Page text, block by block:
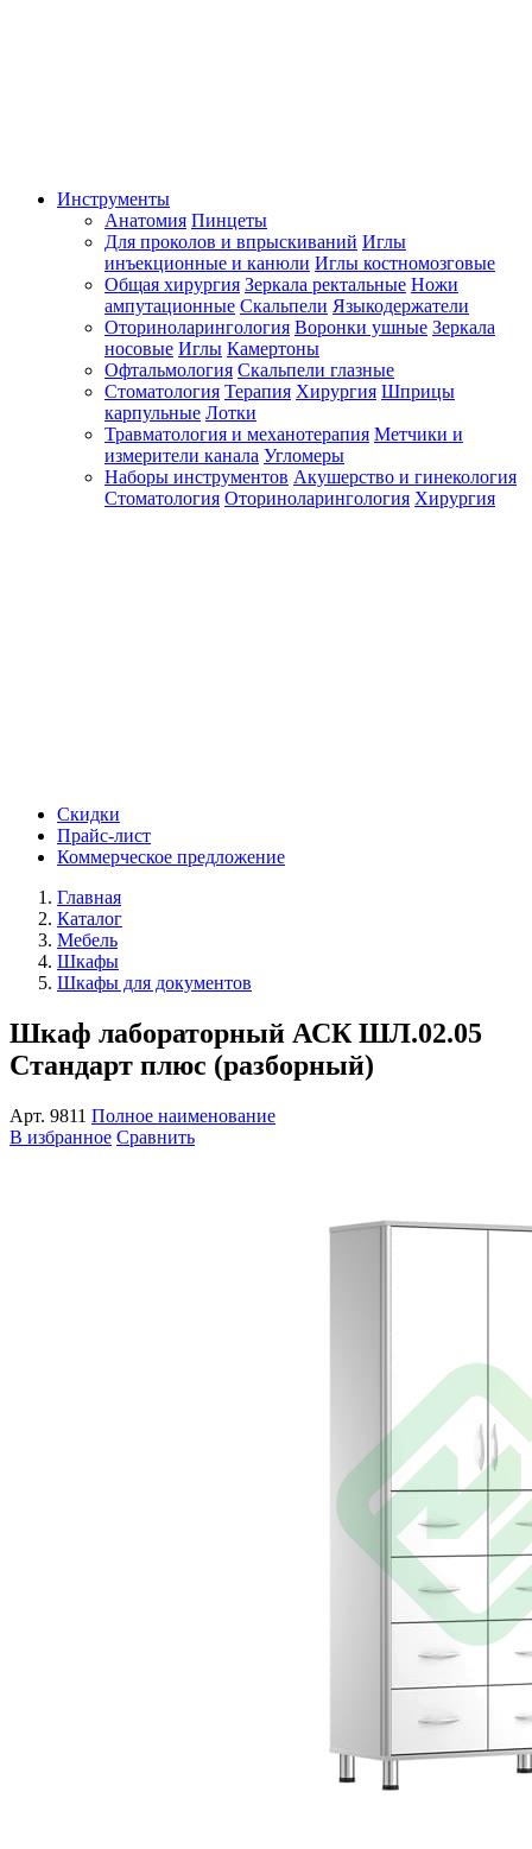
Инструменты
Анатомия Пинцеты
Для проколов и впрыскиваний Иглы
инъекционные и канюли Иглы костномозговые
Общая хирургия Зеркала ректальные Ножи
ампутационные Скальпели Языкодержатели
Оториноларингология Воронки ушные Зеркала
носовые Иглы Камертоны
Офтальмология Скальпели глазные
Стоматология Терапия Хирургия Шприцы
карпульные Лотки
Травматология и механотерапия Метчики и
измерители канала Угломеры
Наборы инструментов Акушерство и гинекология
Стоматология Оториноларингология Хирургия
Скидки
Прайс-лист
Коммерческое предложение
Главная
Каталог
Мебель
Шкафы
Шкафы для документов
Шкаф лабораторный АСК ШЛ.02.05
Стандарт плюс (разборный)
Арт. 9811 Полное наименование
В избранное Сравнить